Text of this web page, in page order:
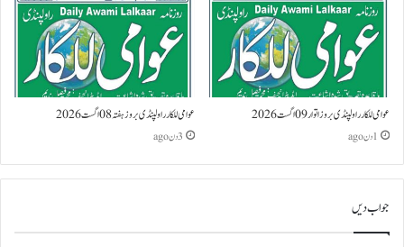
عوامی للکار راولپنڈی بروز اتوار 09 اگست 2026
1 دن ago
عوامی للکار راولپنڈی بروز ہفتہ 08 اگست 2026
3 دن ago
جواب دیں